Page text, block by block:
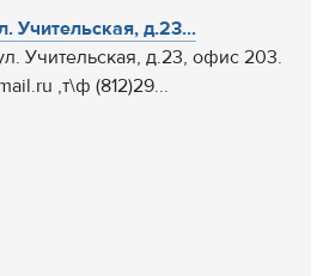
д.23...
Учительская, д.23, офис 203.
,т\ф (812)29...